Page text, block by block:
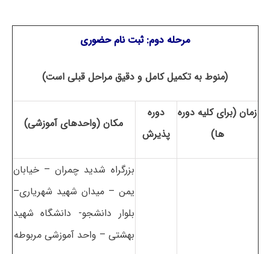
مرحله دوم: ثبت نام حضوری
(منوط به تکمیل کامل و دقیق مراحل قبلی است)
زمان (برای کلیه دوره
ها)
دوره
پذیرش
مکان (واحدهای آموزشی)
بزرگراه شدید چمران – خیابان
یمن – میدان شهید شهریاری–
بلوار دانشجو- دانشگاه شهید
بهشتی – واحد آموزشی مربوطه